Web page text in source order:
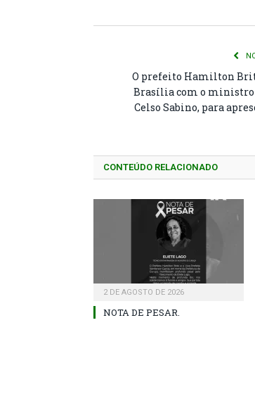
O prefeito Hamilton
Brasília com o ministro
Celso Sabino, para
CONTEÚDO RELACIONADO
2 DE AGOSTO DE 2026
NOTA DE PESAR.